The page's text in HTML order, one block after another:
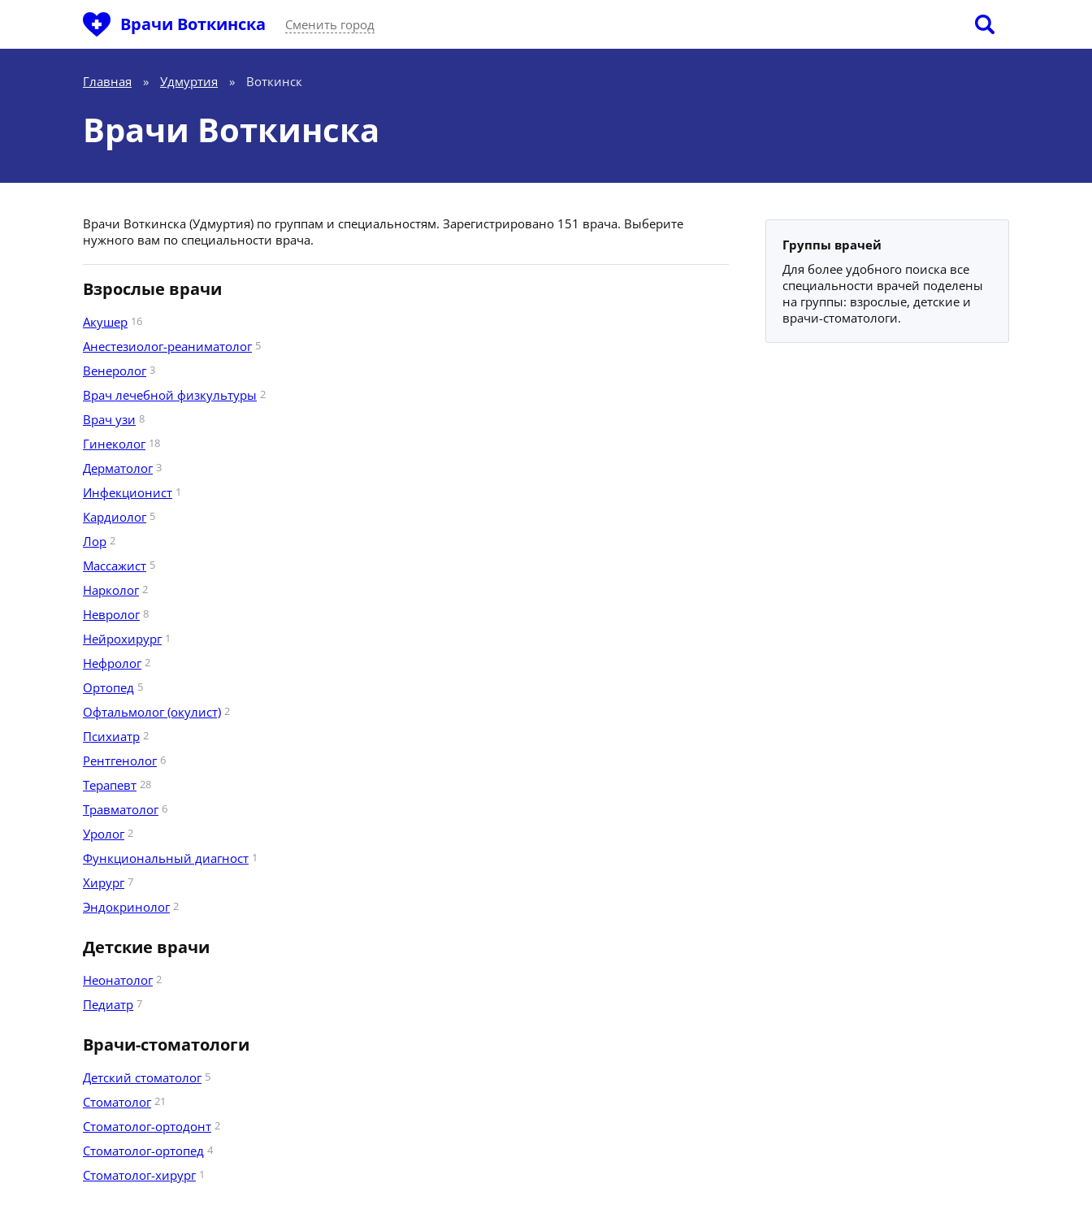
Врачи Воткинска Сменить город
Главная » Удмуртия » Воткинск
Врачи Воткинска
Врачи Воткинска (Удмуртия) по группам и специальностям. Зарегистрировано 151 врача. Выберите
нужного вам по специальности врача.
Взрослые врачи
Акушер 16
Анестезиолог-реаниматолог 5
Венеролог 3
Врач лечебной физкультуры 2
Врач узи 8
Гинеколог 18
Дерматолог 3
Инфекционист 1
Кардиолог 5
Лор 2
Массажист 5
Нарколог 2
Невролог 8
Нейрохирург 1
Нефролог 2
Ортопед 5
Офтальмолог (окулист) 2
Психиатр 2
Рентгенолог 6
Терапевт 28
Травматолог 6
Уролог 2
Функциональный диагност 1
Хирург 7
Эндокринолог 2
Детские врачи
Неонатолог 2
Педиатр 7
Врачи-стоматологи
Детский стоматолог 5
Стоматолог 21
Стоматолог-ортодонт 2
Стоматолог-ортопед 4
Стоматолог-хирург 1
Группы врачей
Для более удобного поиска все
специальности врачей поделены
на группы: взрослые, детские и
врачи-стоматологи.